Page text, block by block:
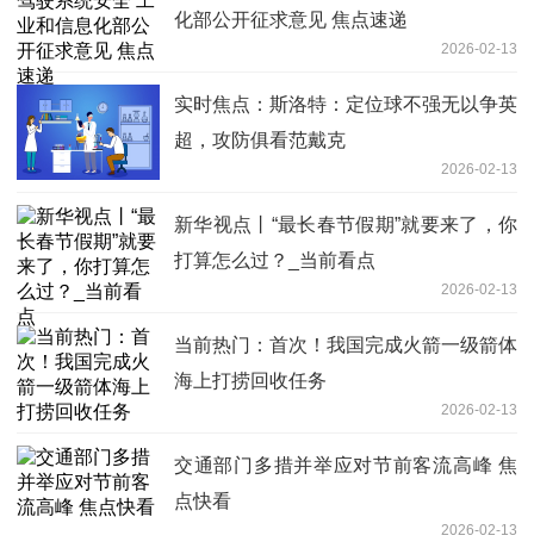
化部公开征求意见 焦点速递
2026-02-13
实时焦点：斯洛特：定位球不强无以争英
超，攻防俱看范戴克
2026-02-13
新华视点丨“最长春节假期”就要来了，你
打算怎么过？_当前看点
2026-02-13
当前热门：首次！我国完成火箭一级箭体
海上打捞回收任务
2026-02-13
交通部门多措并举应对节前客流高峰 焦
点快看
2026-02-13